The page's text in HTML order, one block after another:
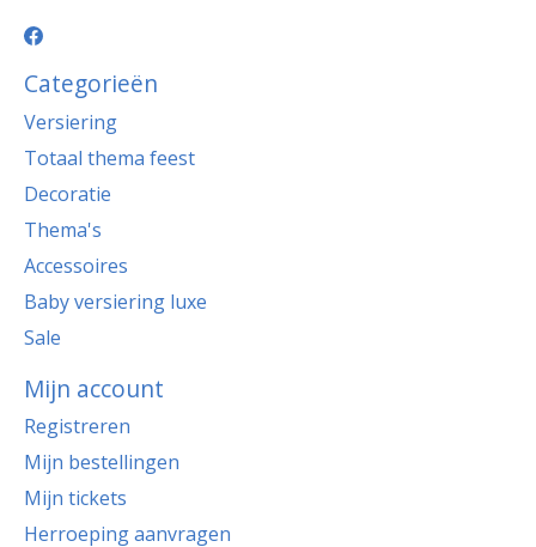
Categorieën
Versiering
Totaal thema feest
Decoratie
Thema's
Accessoires
Baby versiering luxe
Sale
Mijn account
Registreren
Mijn bestellingen
Mijn tickets
Herroeping aanvragen